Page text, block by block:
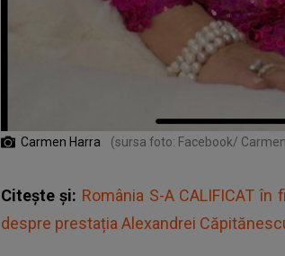
Carmen Harra (sursa foto: Facebook/
Citește și: România S-A CALIFICAT
despre prestația Alexandrei